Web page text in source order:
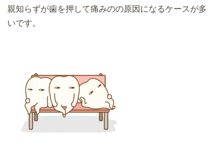
親知らずが歯を押して痛みのの原因になるケースが多
いです。